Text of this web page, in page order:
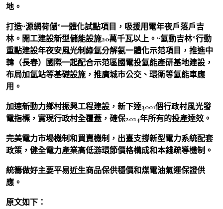
地。
打造“源網荷儲”一體化試點項目，吸援用電年夜戶落戶吉
林。開工建設新型儲能設施20萬千瓦以上。“氫動吉林”行動
重點建設年夜安風光制綠氫分解氨一體化示范項目，推進中
韓（長春）國際一起配合示范區國電投氫能產研基地建設，
布局加氫站等基礎設施，推廣城市公交、環衛等氫能車應
用。
加速新動力鄉村振興工程建設，新下達3001個行政村風光發
電指標，實現行政村全覆蓋，確保2024年所有的投產達效。
完美電力市場機制和買賣機制，出臺支撐新型電力系統配套
政策，健全電力產業高低游環節價格構成和本錢疏導機制。
統籌做好主要平易近生商品保供穩價和煤電油氣運保證供
應。
原文如下：